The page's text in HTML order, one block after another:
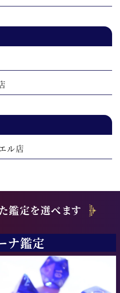
ル店
鑑定を選べます
ナ鑑定